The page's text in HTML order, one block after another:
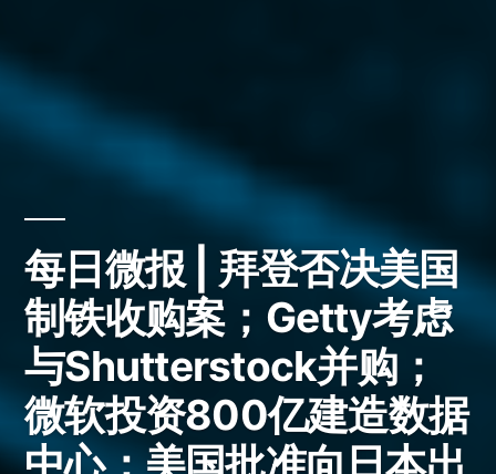
每日微报 | 拜登否决美国
制铁收购案；Getty考虑
与Shutterstock并购；
微软投资800亿建造数据
中心；美国批准向日本出